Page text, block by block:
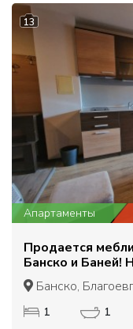
13
Апартаменты
Продается
Банско и Баней!
обслуживание!
Банско,
1 1